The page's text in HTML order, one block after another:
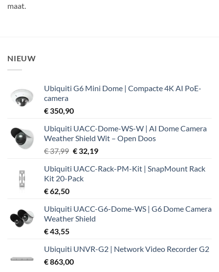
maat.
NIEUW
Ubiquiti G6 Mini Dome | Compacte 4K AI PoE-
camera
€ 350,90
Ubiquiti UACC-Dome-WS-W | AI Dome Camera
Weather Shield Wit – Open Doos
€37,99 Oorspronkelijke
was:
€ 37,99.
€32,19Huidige
is:
Ubiquiti UACC-Rack-PM-Kit | SnapMount Rack
Kit 20-Pack
€62,50
Ubiquiti UACC-G6-Dome-WS | G6 Dome Camera
Weather Shield
€43,55
Ubiquiti UNVR-G2 | Network Video Recorder G2
€863,00